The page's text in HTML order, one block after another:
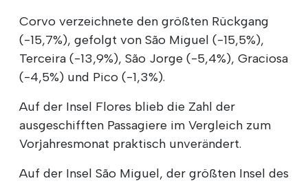
Corvo verzeichnete den größten Rückgang
(-15,7%), gefolgt von São Miguel (-15,5%),
Terceira (-13,9%), São Jorge (-5,4%), Graciosa
(-4,5%) und Pico (-1,3%).
Auf der Insel Flores blieb die Zahl der
ausgeschifften Passagiere im Vergleich zum
Vorjahresmonat praktisch unverändert.
Auf der Insel São Miguel, der größten Insel des